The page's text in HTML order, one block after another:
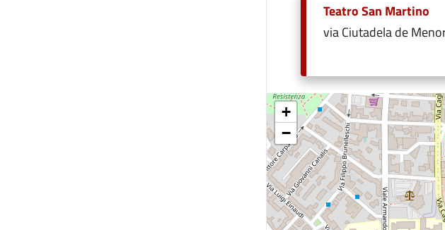
Teatro San Martino
via Ciutadela de
+
−